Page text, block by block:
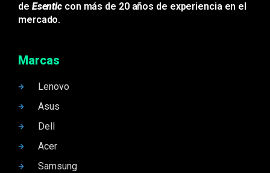
de Esentic con más de 20 años de experiencia en el
mercado.
Marcas
Lenovo
Asus
Dell
Acer
Samsung